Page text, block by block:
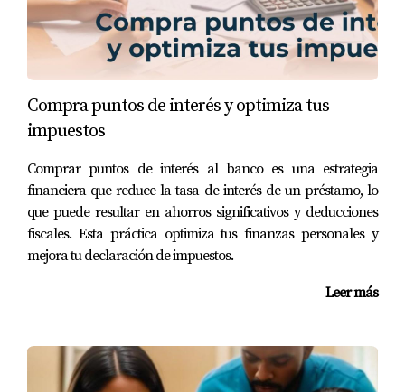
Compra puntos de interés y optimiza tus
impuestos
Comprar puntos de interés al banco es una estrategia
financiera que reduce la tasa de interés de un préstamo, lo
que puede resultar en ahorros significativos y deducciones
fiscales. Esta práctica optimiza tus finanzas personales y
mejora tu declaración de impuestos.
Leer más